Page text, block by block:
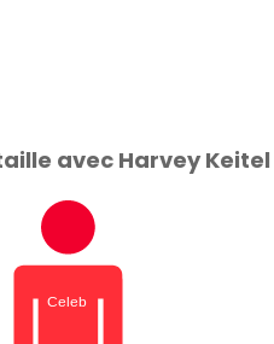
avec Harvey Keitel